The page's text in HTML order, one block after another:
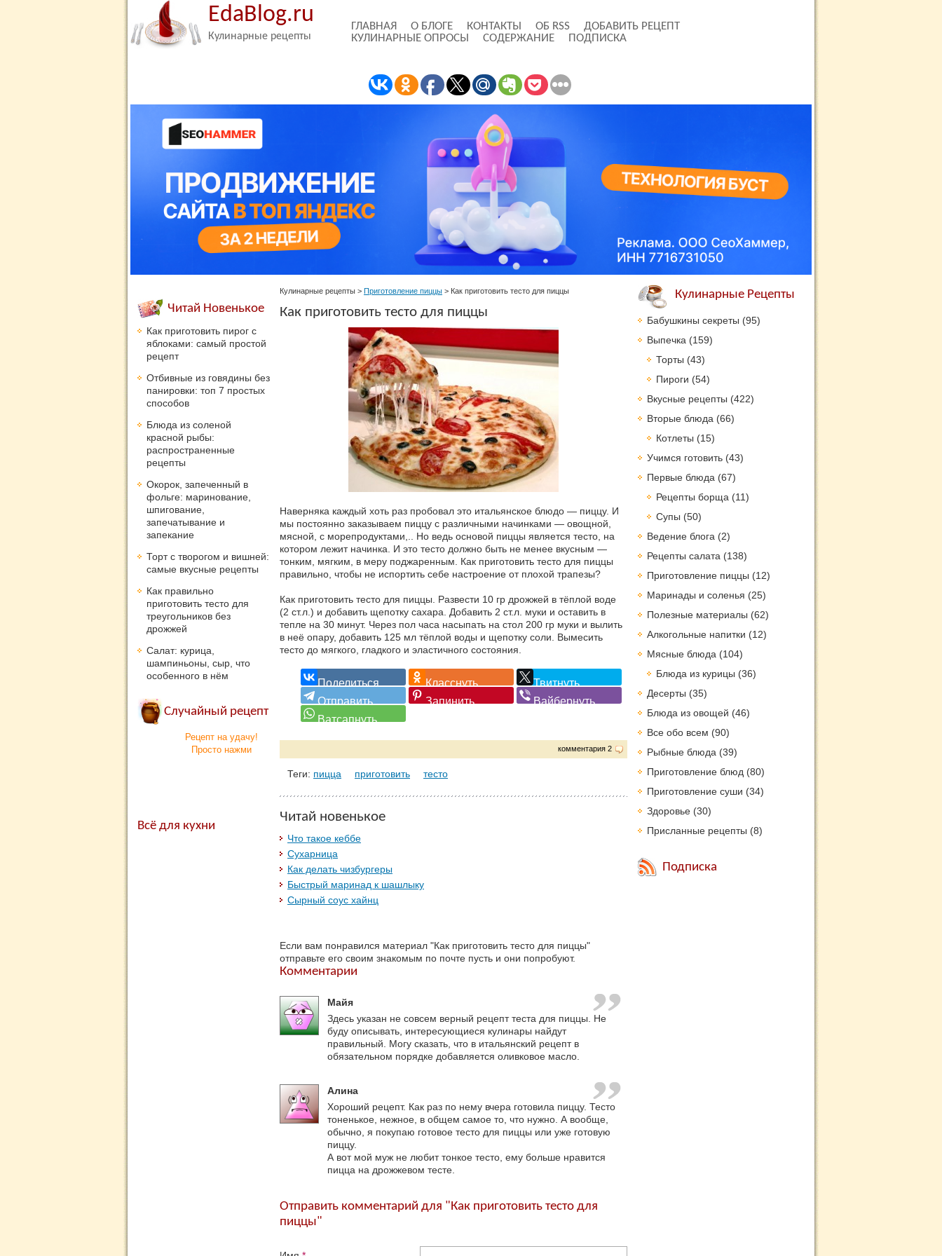
EdaBlog.ru
Кулинарные рецепты
ГЛАВНАЯ О БЛОГЕ КОНТАКТЫ ОБ RSS
ДОБАВИТЬ РЕЦЕПТ
КУЛИНАРНЫЕ ОПРОСЫ
СОДЕРЖАНИЕ ПОДПИСКА
Кулинарные рецепты > Приготовление пиццы > Как приготовить тесто для пиццы
Как приготовить тесто для пиццы
Наверняка каждый хоть раз пробовал это итальянское блюдо — пиццу. И
мы постоянно заказываем пиццу с различными начинками — овощной,
мясной, с морепродуктами,.. Но ведь основой пиццы является тесто, на
котором лежит начинка. И это тесто должно быть не менее вкусным —
тонким, мягким, в меру поджаренным. Как приготовить тесто для пиццы
правильно, чтобы не испортить себе настроение от плохой трапезы?
Как приготовить тесто для пиццы. Развести 10 гр дрожжей в тёплой воде
(2 ст.л.) и добавить щепотку сахара. Добавить 2 ст.л. муки и оставить в
тепле на 30 минут. Через пол часа насыпать на стол 200 гр муки и вылить
в неё опару, добавить 125 мл тёплой воды и щепотку соли. Вымесить
тесто до мягкого, гладкого и эластичного состояния.
комментария 2
Теги: пицца приготовить тесто
Читай новенькое
Что такое кеббе
Сухарница
Как делать чизбургеры
Быстрый маринад к шашлыку
Сырный соус хайнц
Если вам понравился материал "Как приготовить тесто для пиццы"
отправьте его своим знакомым по почте пусть и они попробуют.
Комментарии
Майя
Здесь указан не совсем верный рецепт теста для пиццы. Не
буду описывать, интересующиеся кулинары найдут
правильный. Могу сказать, что в итальянский рецепт в
обязательном порядке добавляется оливковое масло.
Алина
Хороший рецепт. Как раз по нему вчера готовила пиццу. Тесто
тоненькое, нежное, в общем самое то, что нужно. А вообще,
обычно, я покупаю готовое тесто для пиццы или уже готовую
пиццу.
А вот мой муж не любит тонкое тесто, ему больше нравится
пицца на дрожжевом тесте.
Отправить комментарий для "Как приготовить тесто для
пиццы"
Читай Новенькое
Как приготовить пирог с
яблоками: самый простой
рецепт
Отбивные из говядины без
панировки: топ 7 простых
способов
Блюда из соленой
красной рыбы:
распространенные
рецепты
Окорок, запеченный в
фольге: маринование,
шпигование,
запечатывание и
запекание
Торт с творогом и вишней:
самые вкусные рецепты
Как правильно
приготовить тесто для
треугольников без
дрожжей
Салат: курица,
шампиньоны, сыр, что
особенного в нём
Случайный рецепт
Рецепт на удачу!
Просто нажми
Всё для кухни
Кулинарные Рецепты
Бабушкины секреты (95)
Выпечка (159)
Торты (43)
Пироги (54)
Вкусные рецепты (422)
Вторые блюда (66)
Котлеты (15)
Учимся готовить (43)
Первые блюда (67)
Рецепты борща (11)
Супы (50)
Ведение блога (2)
Рецепты салата (138)
Приготовление пиццы (12)
Маринады и соленья (25)
Полезные материалы (62)
Алкогольные напитки (12)
Мясные блюда (104)
Блюда из курицы (36)
Десерты (35)
Блюда из овощей (46)
Все обо всем (90)
Рыбные блюда (39)
Приготовление блюд (80)
Приготовление суши (34)
Здоровье (30)
Присланные рецепты (8)
Подписка